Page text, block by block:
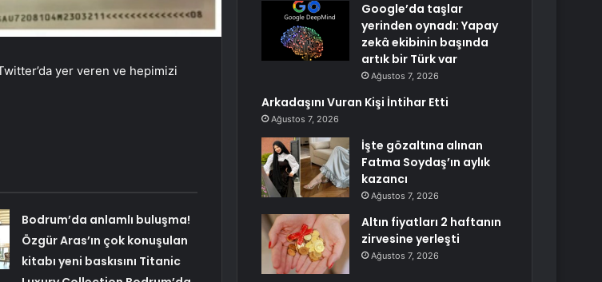
yer veren ve hepimizi
Bodrum’da anlamlı buluşma!
Özgür Aras’ın çok konuşulan
kitabı yeni baskısını Titanic
Google’da taşlar
yerinden oynadı: Yapay
zekâ ekibinin başında
artık bir Türk var
Ağustos 7, 2026
Arkadaşını Vuran Kişi İntihar Etti
Ağustos 7, 2026
İşte gözaltına alınan
Fatma Soydaş’ın aylık
kazancı
Ağustos 7, 2026
Altın fiyatları 2 haftanın
zirvesine yerleşti
Ağustos 7, 2026